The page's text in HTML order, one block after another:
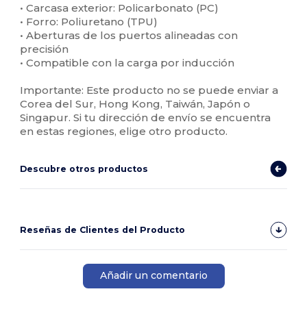
• Carcasa exterior: Policarbonato (PC)
• Forro: Poliuretano (TPU)
• Aberturas de los puertos alineadas con
precisión
• Compatible con la carga por inducción
Importante: Este producto no se puede enviar a
Corea del Sur, Hong Kong, Taiwán, Japón o
Singapur. Si tu dirección de envío se encuentra
en estas regiones, elige otro producto.
Descubre otros productos
Reseñas de Clientes del Producto
Añadir un comentario